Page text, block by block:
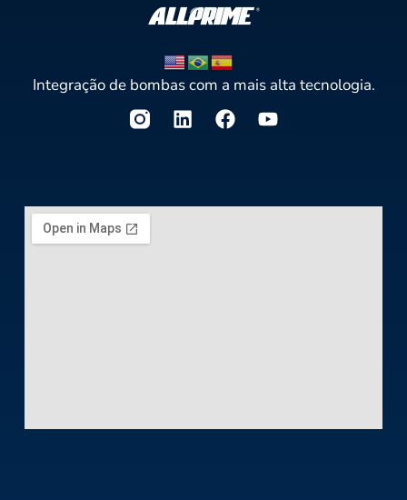
Integração de bombas com a mais alta tecnologia.